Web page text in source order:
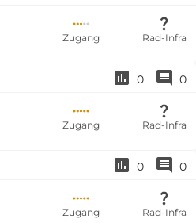
Zugang Rad-Infra
0 0
Zugang Rad-Infra
0 0
Zugang Rad-Infra